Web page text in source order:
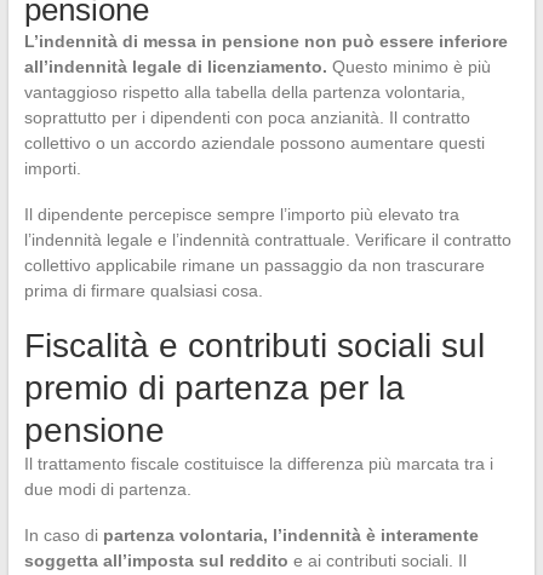
pensione
L’indennità di messa in pensione non può essere inferiore
all’indennità legale di licenziamento. Questo minimo è più
vantaggioso rispetto alla tabella della partenza volontaria,
soprattutto per i dipendenti con poca anzianità. Il contratto
collettivo o un accordo aziendale possono aumentare questi
importi.
Il dipendente percepisce sempre l’importo più elevato tra
l’indennità legale e l’indennità contrattuale. Verificare il contratto
collettivo applicabile rimane un passaggio da non trascurare
prima di firmare qualsiasi cosa.
Fiscalità e contributi sociali sul
premio di partenza per la
pensione
Il trattamento fiscale costituisce la differenza più marcata tra i
due modi di partenza.
In caso di partenza volontaria, l’indennità è interamente
soggetta all’imposta sul reddito e ai contributi sociali. Il